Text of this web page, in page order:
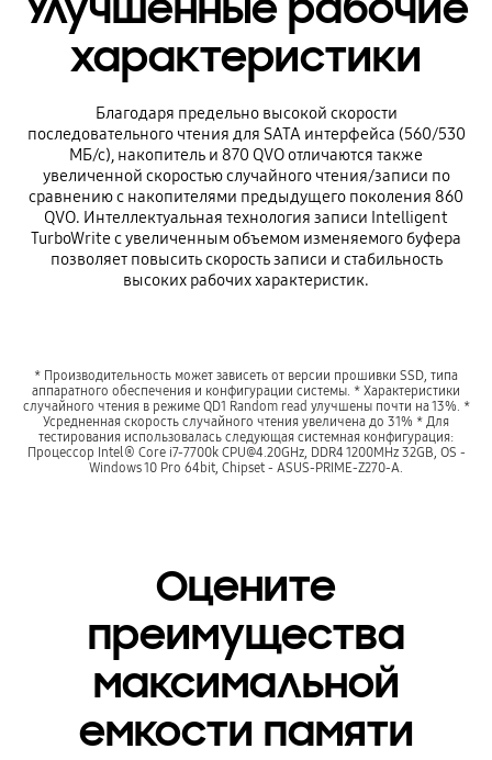
характеристики
Благодаря предельно высокой скорости
последовательного чтения для SATA интерфейса (560/530
MБ/с), накопитель и 870 QVO отличаются также
увеличенной скоростью случайного чтения/записи по
сравнению с накопителями предыдущего поколения 860
QVO. Интеллектуальная технология записи Intelligent
TurboWrite с увеличенным объемом изменяемого буфера
позволяет повысить скорость записи и стабильность
высоких рабочих характеристик.
* Производительность может зависеть от версии прошивки SSD, типа
аппаратного обеспечения и конфигурации системы. * Характеристики
случайного чтения в режиме QD1 Random read улучшены почти на 13%. *
Усредненная скорость случайного чтения увеличена до 31% * Для
тестирования использовалась следующая системная конфигурация:
Процессор Intel® Core i7-7700k CPU@4.20GHz, DDR4 1200MHz 32GB, OS -
Windows 10 Pro 64bit, Chipset - ASUS-PRIME-Z270-A.
Оцените
преимущества
максимальной
емкости памяти